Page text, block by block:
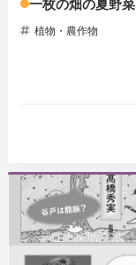
一枚の畑の夏野菜
植物・農作物